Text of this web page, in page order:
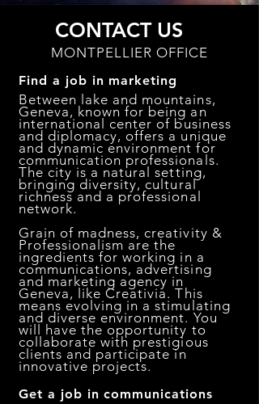
CONTACT US
MONTPELLIER OFFICE
Find a job in marketing
Between lake and mountains,
Geneva, known for being an
international center of business
and diplomacy, offers a unique
and dynamic environment for
communication professionals.
The city is a natural setting,
bringing diversity, cultural
richness and a professional
network.
Grain of madness, creativity &
Professionalism are the
ingredients for working in a
communications, advertising
and marketing agency in
Geneva, like Creativia. This
means evolving in a stimulating
and diverse environment. You
will have the opportunity to
collaborate with prestigious
clients and participate in
innovative projects.
Get a job in communications